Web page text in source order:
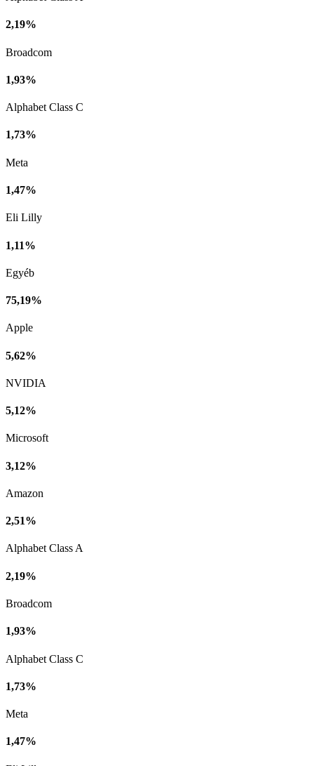
2,19%
Broadcom
1,93%
Alphabet Class C
1,73%
Meta
1,47%
Eli Lilly
1,11%
Egyéb
75,19%
Apple
5,62%
NVIDIA
5,12%
Microsoft
3,12%
Amazon
2,51%
Alphabet Class A
2,19%
Broadcom
1,93%
Alphabet Class C
1,73%
Meta
1,47%